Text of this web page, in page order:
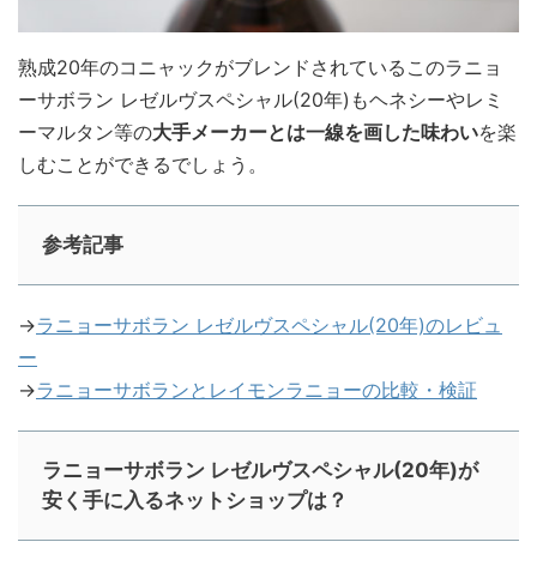
熟成20年のコニャックがブレンドされているこのラニョ
ーサボラン レゼルヴスペシャル(20年)もヘネシーやレミ
ーマルタン等の大手メーカーとは一線を画した味わいを楽
しむことができるでしょう。
参考記事
→ラニョーサボラン レゼルヴスペシャル(20年)のレビュ
ー
→ラニョーサボランとレイモンラニョーの比較・検証
ラニョーサボラン レゼルヴスペシャル(20年)が
安く手に入るネットショップは？